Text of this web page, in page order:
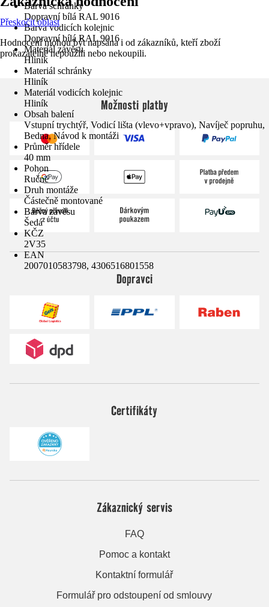
Barva schránky
Dopravní bílá RAL 9016
Barva vodicích kolejnic
Dopravní bílá RAL 9016
Materiál závěsu
Hliník
Materiál schránky
Hliník
Materiál vodicích kolejnic
Hliník
Obsah balení
Vstupní trychtýř, Vodicí lišta (vlevo+vpravo), Navíječ popruhu,
Bedna, Návod k montáži
Průměr hřídele
40 mm
Pohon
Ručně
Druh montáže
Částečně montované
Barva závěsu
Šedá
KČZ
2V35
EAN
2007010583798, 4306516801558
Přeskočit oblast
Hodnocení mohou být napsána i od zákazníků, kteří zboží
prokazatelně nepoužili nebo nekoupili.
Možnosti platby
Dopravci
Certifikáty
Zákaznický servis
FAQ
Pomoc a kontakt
Kontaktní formulář
Formulář pro odstoupení od smlouvy